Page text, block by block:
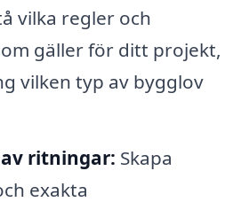
vilka regler och
gäller för ditt projekt,
vilken typ av bygglov
ritningar: Skapa
exakta